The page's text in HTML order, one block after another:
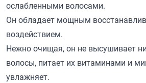
ослабленными волосами.
Он обладает мощным
воздействием.
Нежно очищая, он не высушивает
волосы, питает их витаминами и
увлажняет.